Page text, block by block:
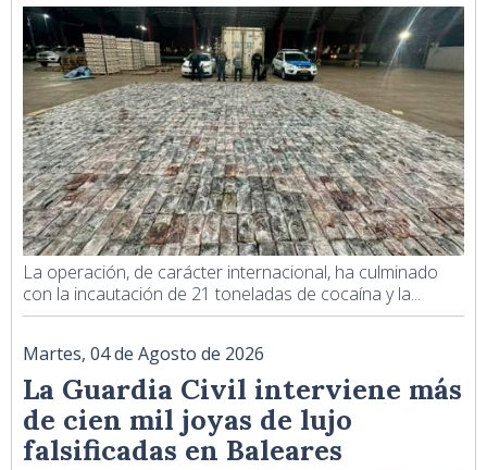
La operación, de carácter internacional, ha culminado
con la incautación de 21 toneladas de cocaína y la...
Martes, 04 de Agosto de 2026
La Guardia Civil interviene más
de cien mil joyas de lujo
falsificadas en Baleares